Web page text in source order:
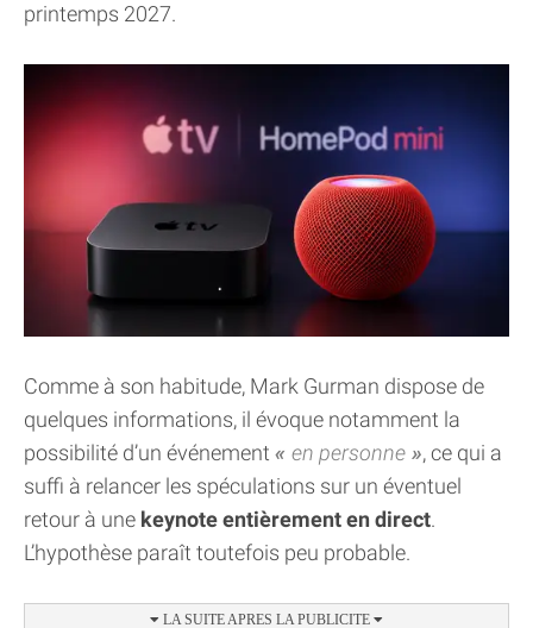
printemps 2027.
Comme à son habitude, Mark Gurman dispose de
quelques informations, il évoque notamment la
possibilité d’un événement
en personne
, ce qui a
suffi à relancer les spéculations sur un éventuel
retour à une keynote entièrement en direct.
L’hypothèse paraît toutefois peu probable.